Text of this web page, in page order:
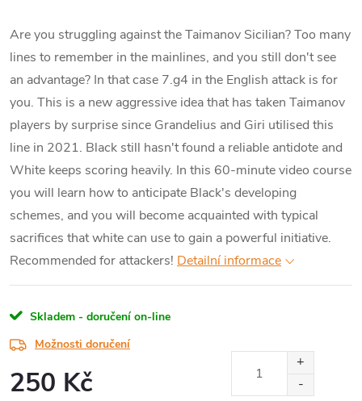
Are you struggling against the Taimanov Sicilian? Too many
lines to remember in the mainlines, and you still don't see
an advantage? In that case 7.g4 in the English attack is for
you. This is a new aggressive idea that has taken Taimanov
players by surprise since Grandelius and Giri utilised this
line in 2021. Black still hasn't found a reliable antidote and
White keeps scoring heavily. In this 60-minute video course
you will learn how to anticipate Black's developing
schemes, and you will become acquainted with typical
sacrifices that white can use to gain a powerful initiative.
Recommended for attackers! Detailní informace
Skladem - doručení on-line
Možnosti doručení
250 Kč